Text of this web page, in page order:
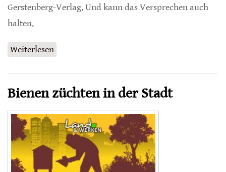
Gerstenberg-Verlag. Und kann das Versprechen auch
halten.
Weiterlesen
Bienen züchten in der Stadt